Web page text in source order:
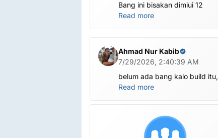
Bang ini bisakan dimiui 12
Read more
Ahmad Nur Kabib
7/29/2026, 2:40:39 AM
belum ada bang kalo build itu,
kalo versi ini ada X1201-
Read more